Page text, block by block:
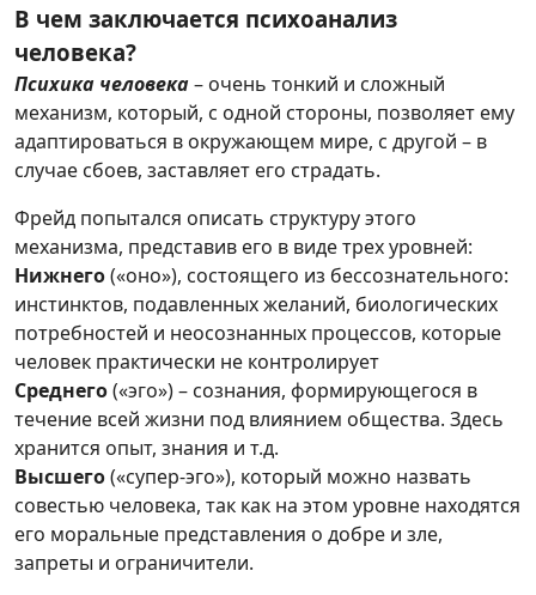
В чем заключается психоанализ
человека?
Психика человека– очень тонкий и сложный
механизм, который, с одной стороны, позволяет ему
адаптироваться в окружающем мире, с другой – в
случае сбоев, заставляет его страдать.
Фрейд попытался описать структуру этого
механизма, представив его в виде трех уровней:
Нижнего(«оно»), состоящего из бессознательного:
инстинктов, подавленных желаний, биологических
потребностей и неосознанных процессов, которые
человек практически не контролирует
Среднего(«эго») – сознания, формирующегося в
течение всей жизни под влиянием общества. Здесь
хранится опыт, знания и т.д.
Высшего(«супер-эго»), который можно назвать
совестью человека, так как на этом уровне находятся
его моральные представления о добре и зле,
запреты и ограничители.